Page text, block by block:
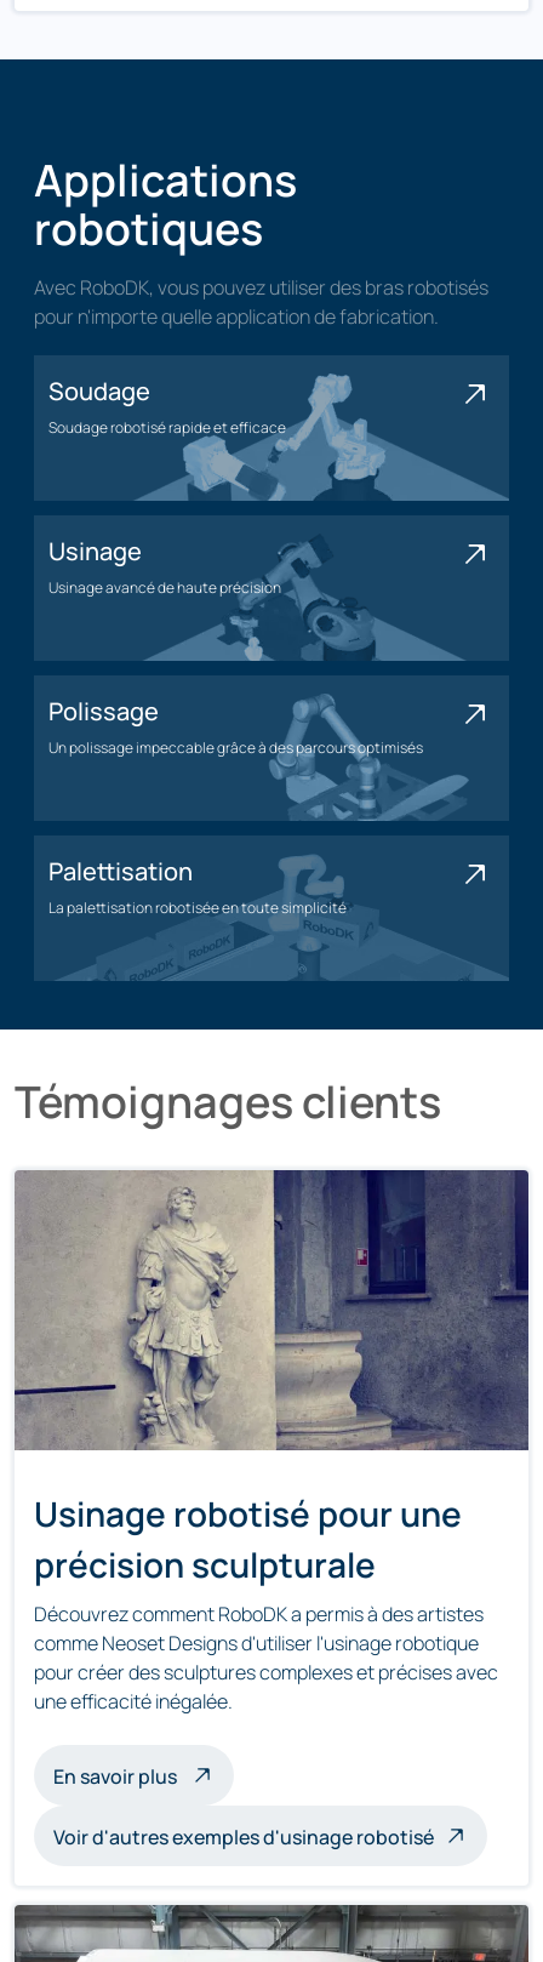
Applications
robotiques
Avec RoboDK, vous pouvez utiliser des bras robotisés
pour n'importe quelle application de fabrication.
Soudage
Soudage robotisé rapide et efficace
Application de soudage
Usinage
Usinage avancé de haute précision
Application d'usinage
Polissage
Un polissage impeccable grâce à des parcours optimisés
Palettisation
La palettisation robotisée en toute simplicité
Application de palettisation
Témoignages clients
Usinage robotisé pour une
précision sculpturale
Découvrez comment RoboDK a permis à des artistes
comme Neoset Designs d'utiliser l'usinage robotique
pour créer des sculptures complexes et précises avec
une efficacité inégalée.
En savoir plusà propos de l'usinage de sculptures par
Voir d'autres exemples d'usinage robotisé